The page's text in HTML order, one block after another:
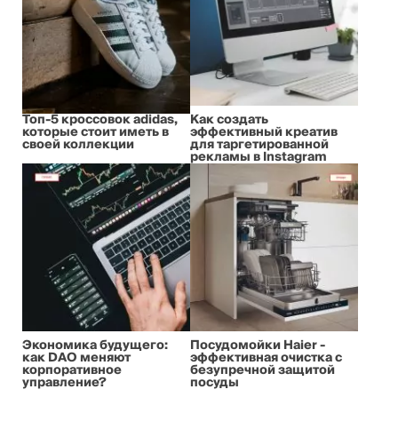
Топ-5 кроссовок adidas,
которые стоит иметь в
своей коллекции
Как создать
эффективный креатив
для таргетированной
рекламы в Instagram
Экономика будущего:
как DAO меняют
корпоративное
управление?
Посудомойки Haier -
эффективная очистка с
безупречной защитой
посуды